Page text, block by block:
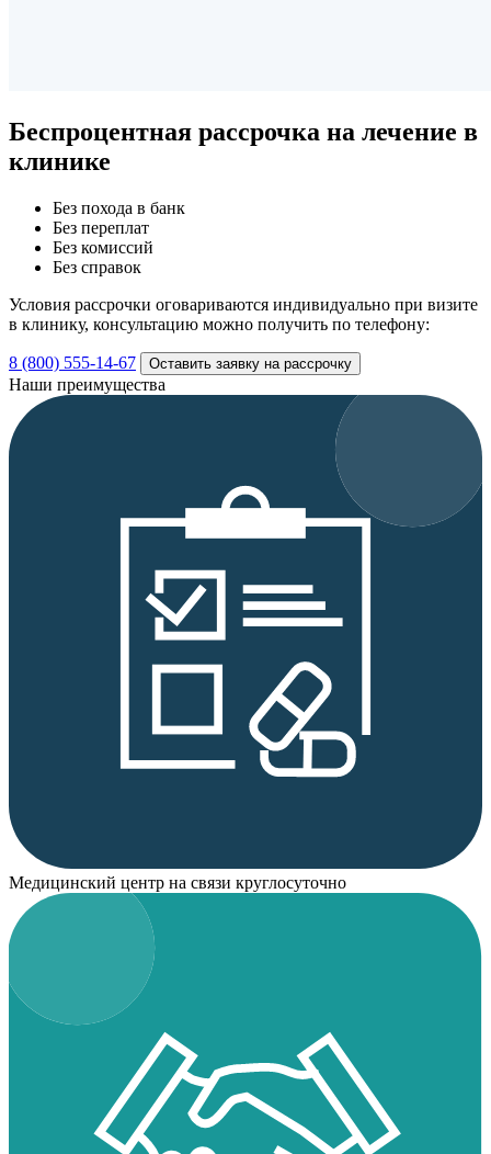
Беспроцентная рассрочка на лечение в
клинике
Без похода в банк
Без переплат
Без комиссий
Без справок
Условия рассрочки оговариваются индивидуально при визите
в клинику, консультацию можно получить по телефону:
8 (800) 555-14-67 Оставить заявку на рассрочку
Наши преимущества
Медицинский центр на связи круглосуточно